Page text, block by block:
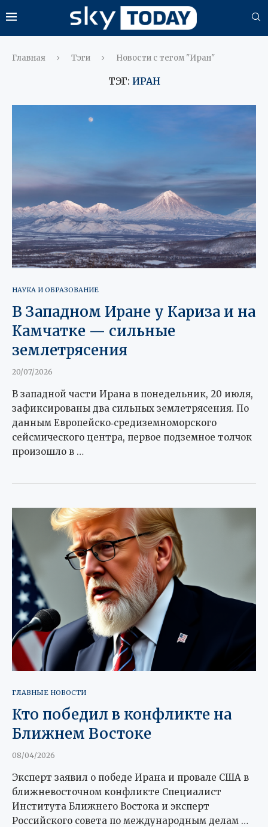
Главная Тэги Новости с тегом "Иран"
ТЭГ: ИРАН
НАУКА И ОБРАЗОВАНИЕ
В Западном Иране у Кариза и на
Камчатке — сильные
землетрясения
20/07/2026
В западной части Ирана в понедельник, 20 июля,
зафиксированы два сильных землетрясения. По
данным Европейско‑средиземноморского
сейсмического центра, первое подземное толчок
произошло в …
ГЛАВНЫЕ НОВОСТИ
Кто победил в конфликте на
Ближнем Востоке
08/04/2026
Эксперт заявил о победе Ирана и провале США в
ближневосточном конфликте Специалист
Института Ближнего Востока и эксперт
Российского совета по международным делам …